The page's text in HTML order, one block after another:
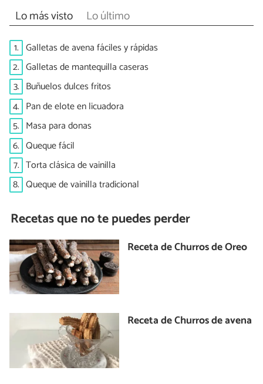
Lo más visto Lo último
1. Galletas de avena fáciles y rápidas
2. Galletas de mantequilla caseras
3. Buñuelos dulces fritos
4. Pan de elote en licuadora
5. Masa para donas
6. Queque fácil
7. Torta clásica de vainilla
8. Queque de vainilla tradicional
Recetas que no te puedes perder
Receta de Churros de Oreo
Receta de Churros de avena